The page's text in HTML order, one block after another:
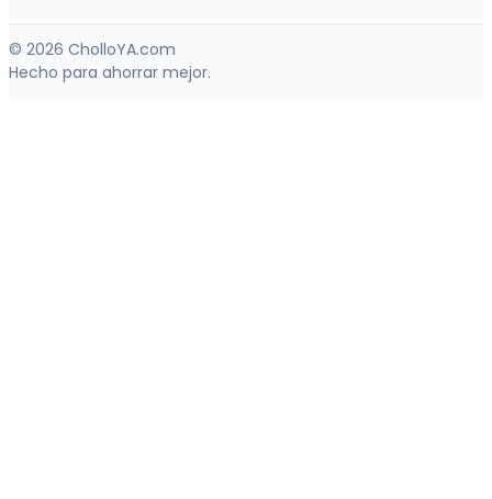
© 2026 CholloYA.com
Hecho para ahorrar mejor.